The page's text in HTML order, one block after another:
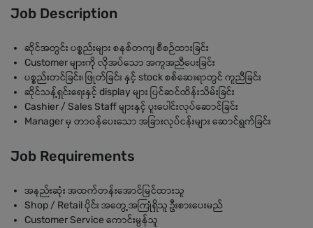
Job Description
ဆိုင်အတွင်း ပစ္စည်းများ စနစ်တကျ စီစဉ်ထားခြင်း
Customer များကို လိုအပ်သော အကူအညီပေးခြင်း
ပစ္စည်းတင်ခြင်း၊ ဖြုတ်ခြင်း နှင့် stock စစ်ဆေးရာတွင် ကူညီခြင်း
ဆိုင်သန့်ရှင်းရေးနှင့် display များ ပြင်ဆင်ထိန်းသိမ်းခြင်း
Cashier / Sales Staff များနှင့် ပူးပေါင်းလုပ်ဆောင်ခြင်း
Manager မှ တာဝန်ပေးသော အခြားလုပ်ငန်းများ ဆောင်ရွက်ခြင်း
Job Requirements
အနည်းဆုံး အထက်တန်းအောင်မြင်ထားသူ
Shop / Retail ပိုင်း အတွေ့အကြုံရှိသူ ဦးစားပေးမည်
Customer Service ကောင်းမွန်သူ